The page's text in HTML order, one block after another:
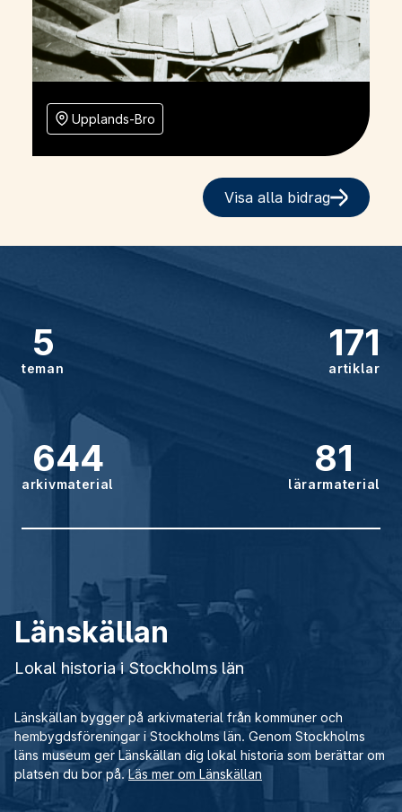
Upplands-Bro
Visa alla bidrag
5
teman
171
artiklar
644
arkivmaterial
81
lärarmaterial
Länskällan
Lokal historia i Stockholms län
Länskällan bygger på arkivmaterial från kommuner och
hembygdsföreningar i Stockholms län. Genom Stockholms
läns museum ger Länskällan dig lokal historia som berättar om
platsen du bor på.Läs mer om Länskällan